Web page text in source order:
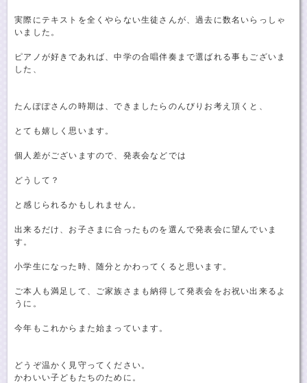
実際にテキストを全くやらない生徒さんが、過去に数名いらっしゃ
いました。
ピアノが好きであれば、中学の合唱伴奏まで選ばれる事もございま
した、
たんぽぽさんの時期は、できましたらのんびりお考え頂くと、
とても嬉しく思います。
個人差がございますので、発表会などでは
どうして？
と感じられるかもしれません。
出来るだけ、お子さまに合ったものを選んで発表会に望んでいま
す。
小学生になった時、随分とかわってくると思います。
ご本人も満足して、ご家族さまも納得して発表会をお祝い出来るよ
うに。
今年もこれからまた始まっています。
どうぞ温かく見守ってください。
かわいい子どもたちのために。